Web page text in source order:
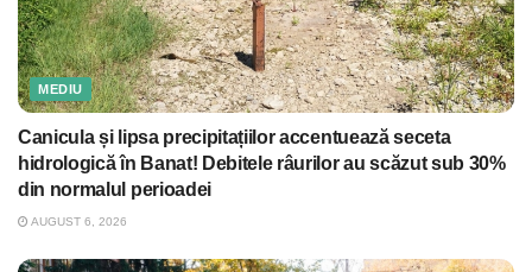
MEDIU
Canicula și lipsa precipitațiilor accentuează seceta
hidrologică în Banat! Debitele râurilor au scăzut sub 30%
din normalul perioadei
AUGUST 6, 2026